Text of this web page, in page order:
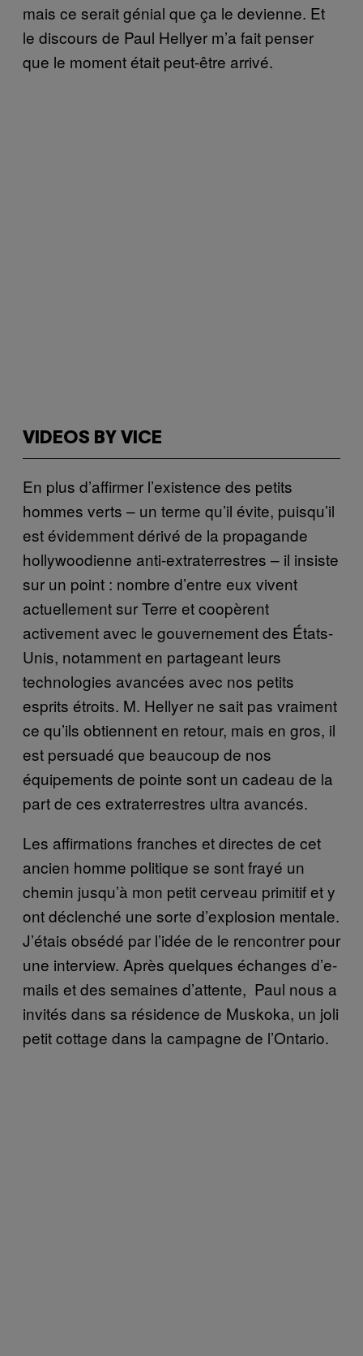
mais ce serait génial que ça le devienne. Et
le discours de Paul Hellyer m’a fait penser
que le moment était peut-être arrivé.
VIDEOS BY VICE
En plus d’affirmer l’existence des petits
hommes verts – un terme qu’il évite, puisqu’il
est évidemment dérivé de la propagande
hollywoodienne anti-extraterrestres – il insiste
sur un point : nombre d’entre eux vivent
actuellement sur Terre et coopèrent
activement avec le gouvernement des États-
Unis, notamment en partageant leurs
technologies avancées avec nos petits
esprits étroits. M. Hellyer ne sait pas vraiment
ce qu’ils obtiennent en retour, mais en gros, il
est persuadé que beaucoup de nos
équipements de pointe sont un cadeau de la
part de ces extraterrestres ultra avancés.
Les affirmations franches et directes de cet
ancien homme politique se sont frayé un
chemin jusqu’à mon petit cerveau primitif et y
ont déclenché une sorte d’explosion mentale.
J’étais obsédé par l’idée de le rencontrer pour
une interview. Après quelques échanges d’e-
mails et des semaines d’attente, Paul nous a
invités dans sa résidence de Muskoka, un joli
petit cottage dans la campagne de l’Ontario.